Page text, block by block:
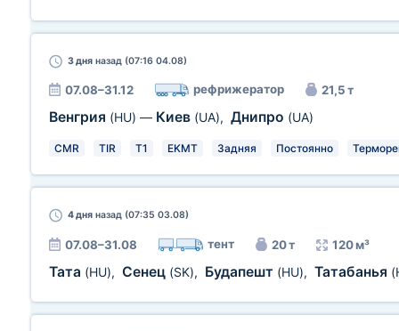
3 дня назад (07:16 04.08)
07.08–31.12 рефрижератор 21,5 т
Венгрия (HU) — Киев (UA), Днипро (UA)
CMR TIR T1 EKMT Задняя Постоянно
4 дня назад (07:35 03.08)
07.08–31.08 тент 20 т 120 м³
Тата (HU), Сенец (SK), Будапешт (HU), Татабанья